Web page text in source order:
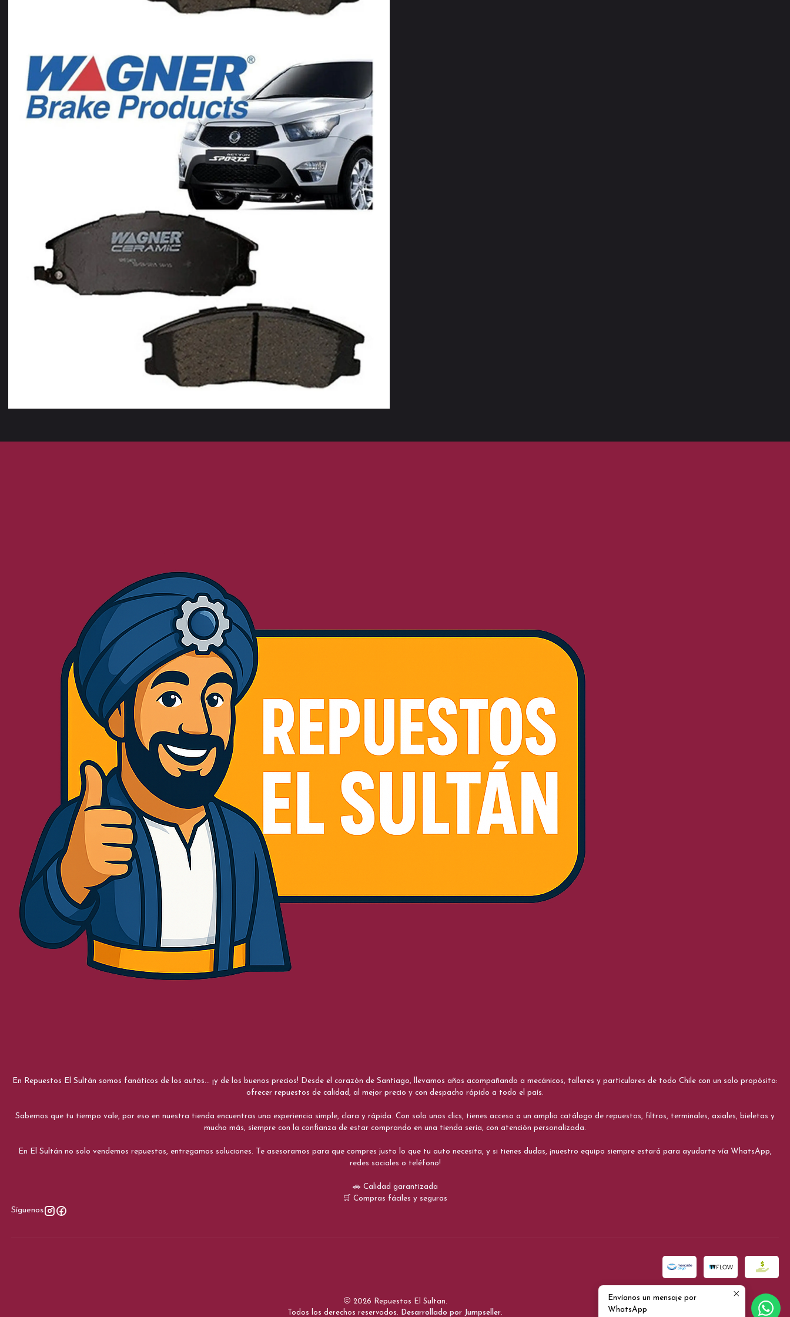
En Repuestos El Sultán somos fanáticos de los autos... ¡y de los buenos precios! Desde el corazón de Santiago, llevamos años acompañando a mecánicos, talleres y particulares de todo Chile con un solo propósito:
ofrecer repuestos de calidad, al mejor precio y con despacho rápido a todo el país.
Sabemos que tu tiempo vale, por eso en nuestra tienda encuentras una experiencia simple, clara y rápida. Con solo unos clics, tienes acceso a un amplio catálogo de repuestos, filtros, terminales, axiales, bieletas y
mucho más, siempre con la confianza de estar comprando en una tienda seria, con atención personalizada.
En El Sultán no solo vendemos repuestos, entregamos soluciones. Te asesoramos para que compres justo lo que tu auto necesita, y si tienes dudas, ¡nuestro equipo siempre estará para ayudarte vía WhatsApp,
redes sociales o teléfono!
🚗 Calidad garantizada
🛒 Compras fáciles y seguras
Síguenos
2026 Repuestos El Sultan.
Todos los derechos reservados.
Desarrollado por Jumpseller.
Envíanos un mensaje por
WhatsApp